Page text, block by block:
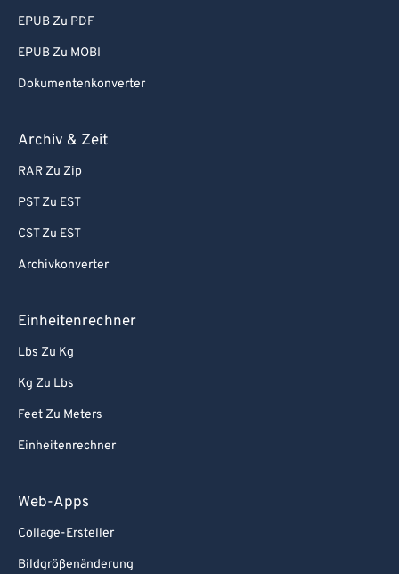
EPUB Zu PDF
EPUB Zu MOBI
Dokumentenkonverter
Archiv & Zeit
RAR Zu Zip
PST Zu EST
CST Zu EST
Archivkonverter
Einheitenrechner
Lbs Zu Kg
Kg Zu Lbs
Feet Zu Meters
Einheitenrechner
Web-Apps
Collage-Ersteller
Bildgrößenänderung